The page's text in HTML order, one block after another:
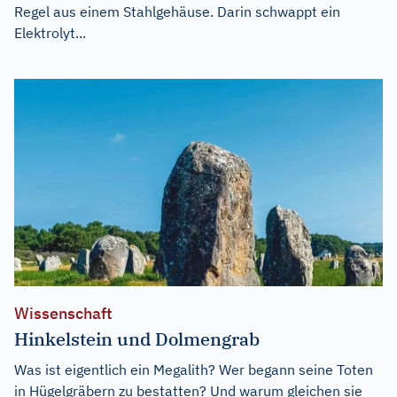
Regel aus einem Stahlgehäuse. Darin schwappt ein
Elektrolyt...
Wissenschaft
Hinkelstein und Dolmengrab
Was ist eigentlich ein Megalith? Wer begann seine Toten
in Hügelgräbern zu bestatten? Und warum gleichen sie